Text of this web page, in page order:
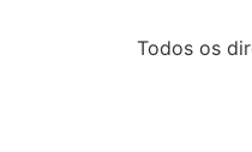
Todos os